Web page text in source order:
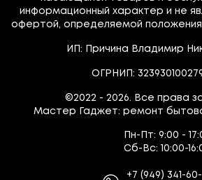
информационный характер и не
офертой, определяемой
ИП: Причина Владимир
ОГРНИП:
©2022 - 2026. Все права
Мастер Гаджет: ремонт
Пн-Пт: 9:00 -
Сб-Вс: 10:00-
+7 (949) 341-60-